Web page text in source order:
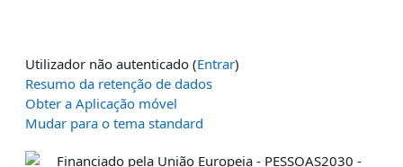
Utilizador não autenticado (Entrar)
Resumo da retenção de dados
Obter a Aplicação móvel
Mudar para o tema standard